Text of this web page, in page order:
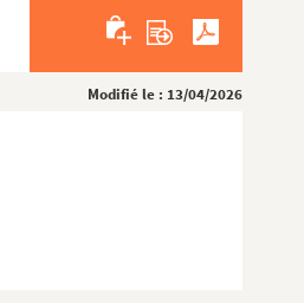
Modifié le : 13/04/2026